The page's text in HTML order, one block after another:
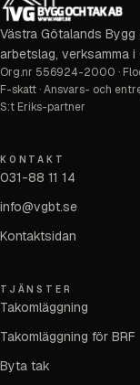
Västra Götalands
arbetslag, verksamma
Org.nr 556924-2000 ·
F-skatt · Ansvars- och
S:t Eriks-partner
KONTAKT
031-88 11 14
info@vgbt.se
Kontaktsidan
TJÄNSTER
Takomläggning
Takomläggning för BRF
Byta tak